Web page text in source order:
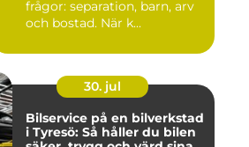
frågor: separation, barn, arv
och bostad. När k...
30. jul
Bilservice på en bilverkstad
i Tyresö: Så håller du bilen